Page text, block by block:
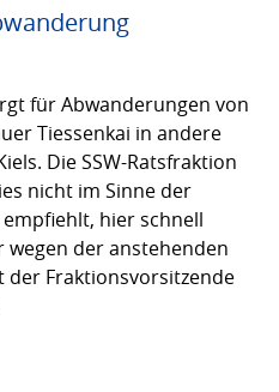
für Abwanderungen von
Tiessenkai in andere
Die SSW-Ratsfraktion
nicht im Sinne der
hier schnell
der anstehenden
der Fraktionsvorsitzende